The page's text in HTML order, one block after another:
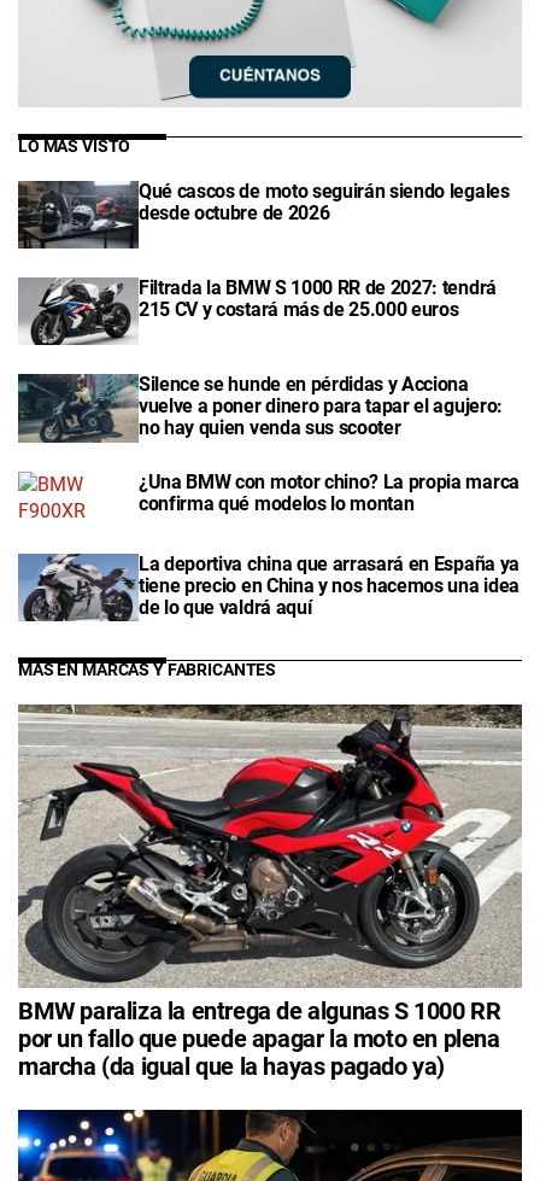
LO MÁS VISTO
Qué cascos de moto seguirán siendo legales
desde octubre de 2026
Filtrada la BMW S 1000 RR de 2027: tendrá
215 CV y costará más de 25.000 euros
Silence se hunde en pérdidas y Acciona
vuelve a poner dinero para tapar el agujero:
no hay quien venda sus scooter
¿Una BMW con motor chino? La propia marca
confirma qué modelos lo montan
La deportiva china que arrasará en España ya
tiene precio en China y nos hacemos una idea
de lo que valdrá aquí
MÁS EN MARCAS Y FABRICANTES
BMW paraliza la entrega de algunas S 1000 RR
por un fallo que puede apagar la moto en plena
marcha (da igual que la hayas pagado ya)